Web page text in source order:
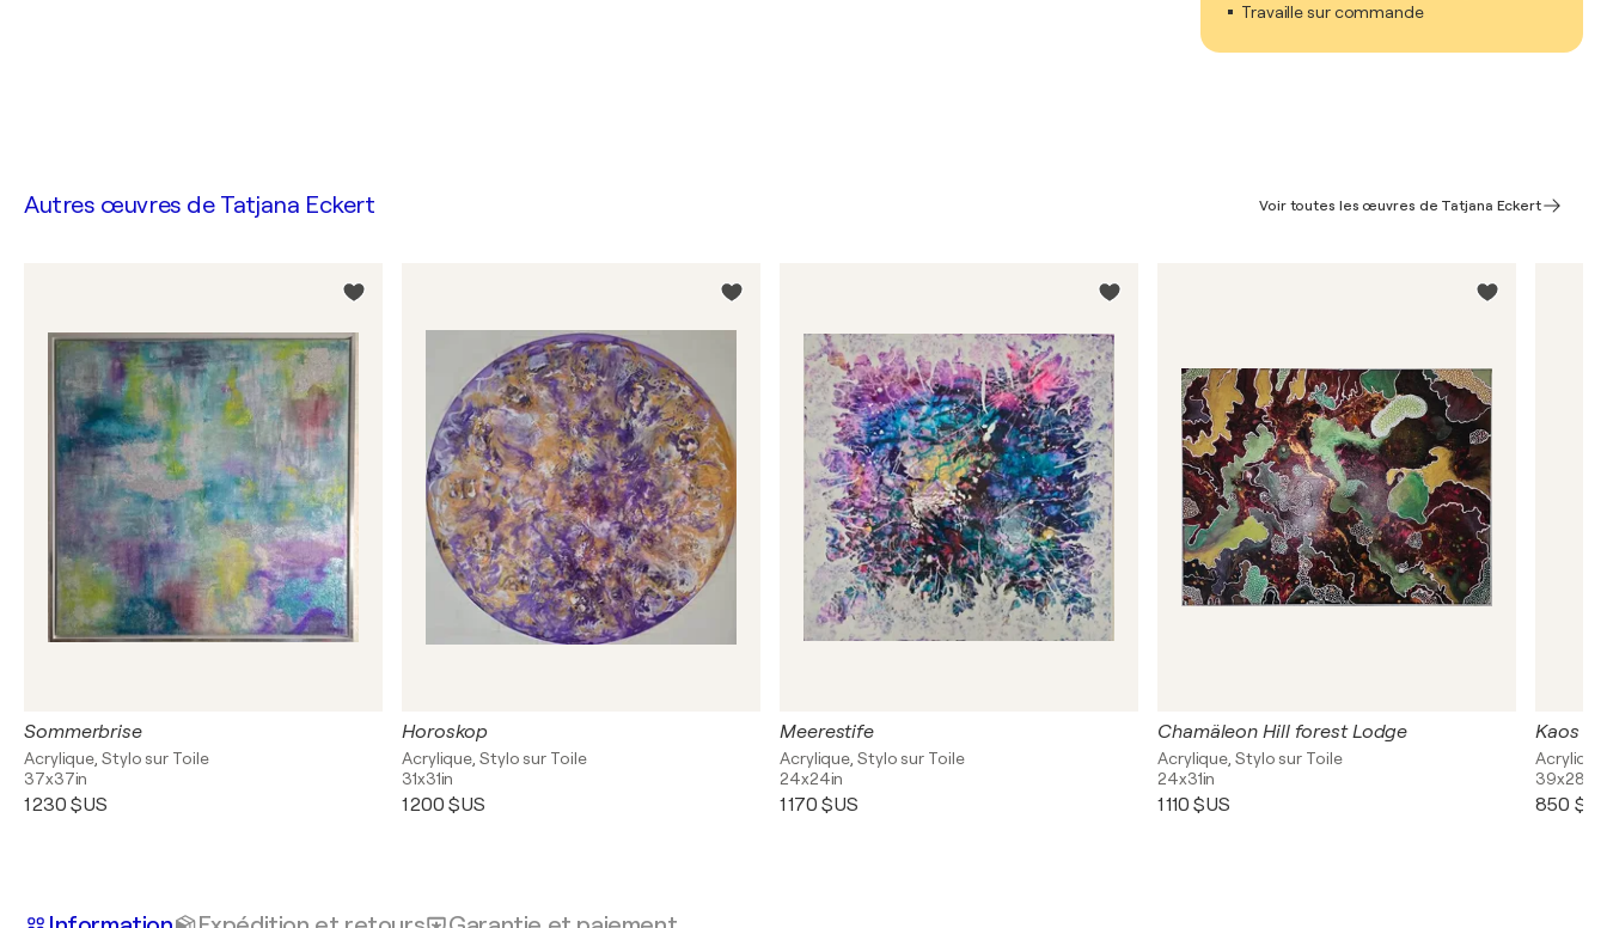
Travaille sur commande
Autres œuvres de Tatjana Eckert Voir toutes les œuvres de Tatjana Eckert
Sommerbrise
Acrylique, Stylo sur Toile
37x37in
1 230 $US
Horoskop
Acrylique, Stylo sur Toile
31x31in
1 200 $US
Meerestife
Acrylique, Stylo sur Toile
24x24in
1 170 $US
Chamäleon Hill forest Lodge
Acrylique, Stylo sur Toile
24x31in
1 110 $US
Kaos
39x28in
850